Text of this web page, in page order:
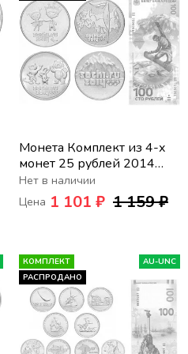
Монета Комплект из 4-х
монет 25 рублей 2014
«XXII Зимняя Олимпиада в
Сочи» и банкноты
Нет в наличии
Цена 1 101 ₽ 1 159 ₽
КОМПЛЕКТ
РАСПРОДАНО
AU-UNC